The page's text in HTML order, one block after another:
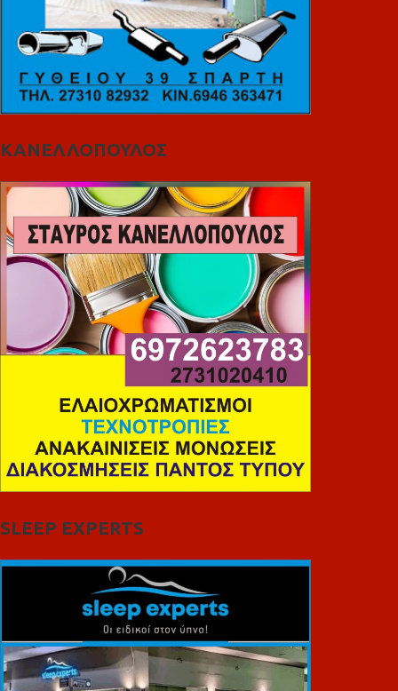
ΚΑΝΕΛΛΟΠΟΥΛΟΣ
SLEEP EXPERTS